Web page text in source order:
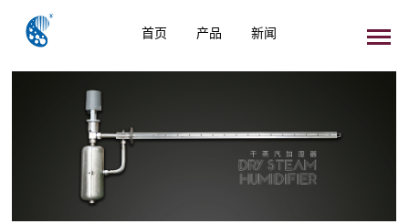
首页 产品 新闻